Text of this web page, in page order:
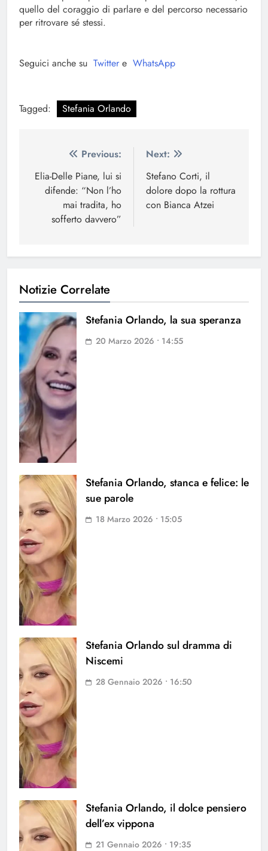
quello del coraggio di parlare e del percorso necessario
per ritrovare sé stessi.
Seguici anche su Twitter e WhatsApp
Tagged: Stefania Orlando
Navigazione
articoli
Previous:
Elia-Delle Piane, lui si
difende: “Non l’ho
mai tradita, ho
sofferto davvero”
Next:
Stefano Corti, il
dolore dopo la rottura
con Bianca Atzei
Notizie Correlate
Stefania Orlando, la sua speranza
20 Marzo 2026 • 14:55
Stefania Orlando, stanca e felice: le
sue parole
18 Marzo 2026 • 15:05
Stefania Orlando sul dramma di
Niscemi
28 Gennaio 2026 • 16:50
Stefania Orlando, il dolce pensiero
dell’ex vippona
21 Gennaio 2026 • 19:35